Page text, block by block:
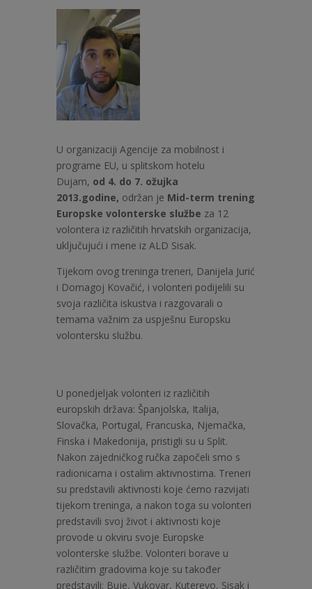
U organizaciji Agencije za mobilnost i
programe EU, u splitskom hotelu
Dujam, od 4. do 7. ožujka
2013.godine, održan je Mid-term trening
Europske volonterske službe za 12
volontera iz različitih hrvatskih organizacija,
uključujući i mene iz ALD Sisak.
Tijekom ovog treninga treneri, Danijela Jurić
i Domagoj Kovačić, i volonteri podijelili su
svoja različita iskustva i razgovarali o
temama važnim za uspješnu Europsku
volontersku službu.
U ponedjeljak volonteri iz različitih
europskih država: Španjolska, Italija,
Slovačka, Portugal, Francuska, Njemačka,
Finska i Makedonija, pristigli su u Split.
Nakon zajedničkog ručka započeli smo s
radionicama i ostalim aktivnostima. Treneri
su predstavili aktivnosti koje ćemo razvijati
tijekom treninga, a nakon toga su volonteri
predstavili svoj život i aktivnosti koje
provode u okviru svoje Europske
volonterske službe. Volonteri borave u
različitim gradovima koje su također
predstavili: Buje, Vukovar, Kuterevo, Sisak i